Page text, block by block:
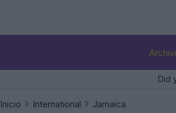
Did
Inicio International Jamaica